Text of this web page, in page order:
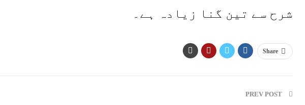
شرح سے تین گنا زیادہ ہے۔
Share